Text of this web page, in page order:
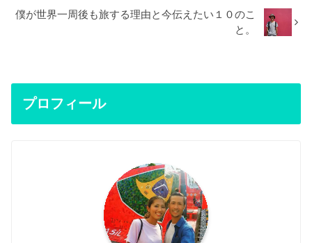
僕が世界一周後も旅する理由と今伝えたい１０のこ
と。
プロフィール